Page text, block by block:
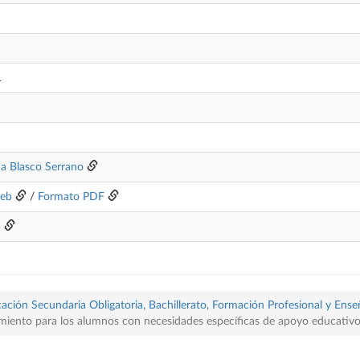
Blasco Serrano
/ Formato PDF
Secundaria Obligatoria, Bachillerato, Formación Profesional y
para los alumnos con necesidades específicas de apoyo educativo